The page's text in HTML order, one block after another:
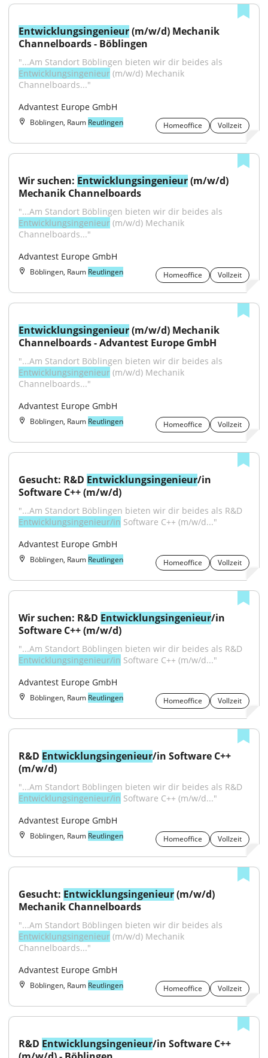
Entwicklungsingenieur (m/w/d) Mechanik
Channelboards - Böblingen
Entwicklungsingenieur (m/w/d) Mechanik
Channelboards..."
Advantest Europe GmbH
Böblingen, Raum Reutlingen Homeoffice Vollzeit
Wir suchen: Entwicklungsingenieur (m/w/d)
Mechanik Channelboards
Entwicklungsingenieur (m/w/d) Mechanik
Channelboards..."
Advantest Europe GmbH
Böblingen, Raum Reutlingen Homeoffice Vollzeit
Entwicklungsingenieur (m/w/d) Mechanik
Channelboards - Advantest Europe GmbH
Entwicklungsingenieur (m/w/d) Mechanik
Channelboards..."
Advantest Europe GmbH
Böblingen, Raum Reutlingen Homeoffice Vollzeit
Gesucht: R&D Entwicklungsingenieur/in
Software C++ (m/w/d)
Entwicklungsingenieur/in Software C++ (m/w/d..."
Advantest Europe GmbH
Böblingen, Raum Reutlingen Homeoffice Vollzeit
Wir suchen: R&D Entwicklungsingenieur/in
Software C++ (m/w/d)
Entwicklungsingenieur/in Software C++ (m/w/d..."
Advantest Europe GmbH
Böblingen, Raum Reutlingen Homeoffice Vollzeit
R&D Entwicklungsingenieur/in Software C++
(m/w/d)
Entwicklungsingenieur/in Software C++ (m/w/d..."
Advantest Europe GmbH
Böblingen, Raum Reutlingen Homeoffice Vollzeit
Gesucht: Entwicklungsingenieur (m/w/d)
Mechanik Channelboards
Entwicklungsingenieur (m/w/d) Mechanik
Channelboards..."
Advantest Europe GmbH
Böblingen, Raum Reutlingen Homeoffice Vollzeit
R&D Entwicklungsingenieur/in Software C++